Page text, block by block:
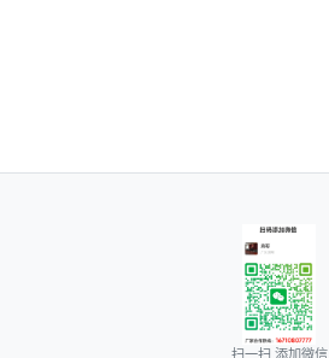
扫一扫 添加微信